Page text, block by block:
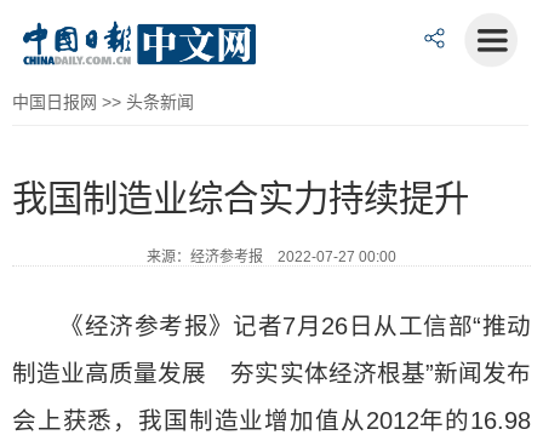
中国日报网 >> 头条新闻
我国制造业综合实力持续提升
来源：经济参考报 2022-07-27 00:00
《经济参考报》记者7月26日从工信部“推动
制造业高质量发展 夯实实体经济根基”新闻发布
会上获悉，我国制造业增加值从2012年的16.98